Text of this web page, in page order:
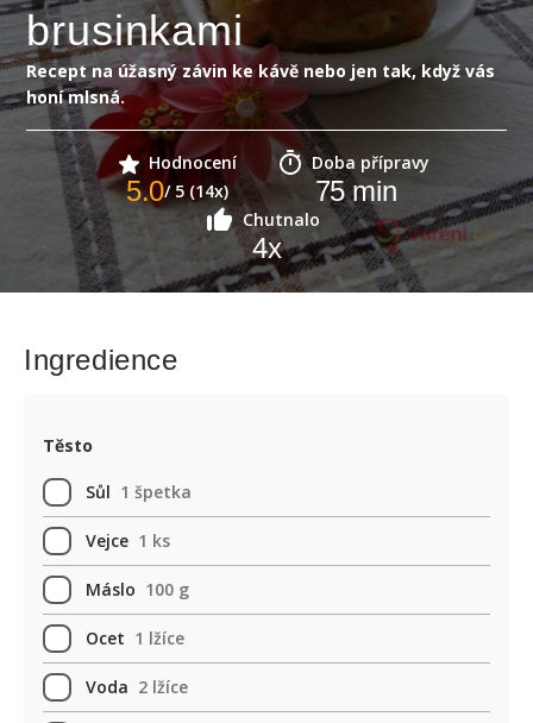
brusinkami
Recept na úžasný závin ke kávě nebo jen tak, když vás
honí mlsná.
Hodnocení
5.0/ 5 (14x)
Doba přípravy
75min
Chutnalo
4x
Ingredience
Těsto
Sůl 1 špetka
Vejce 1 ks
Máslo 100 g
Ocet 1 lžíce
Voda 2 lžíce